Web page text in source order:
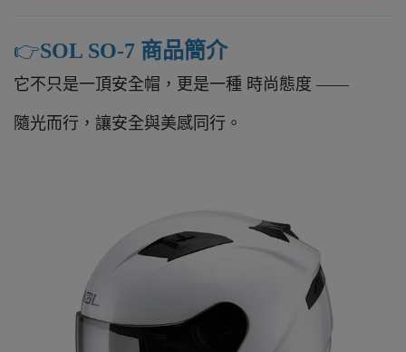
👉️SOL SO-7 商品簡介
它不只是一頂安全帽，更是一種 時尚態度 ——
隨光而行，讓安全與美感同行。